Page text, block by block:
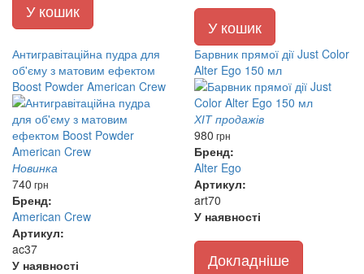
У кошик
У кошик
Антигравітаційна пудра для
об'єму з матовим ефектом
Boost Powder American Crew
Новинка
740 грн
Бренд:
American Crew
Артикул:
ac37
У наявності
Барвник прямої дії Just Color
Alter Ego 150 мл
ХІТ продажів
980 грн
Бренд:
Alter Ego
Артикул:
art70
У наявності
Докладніше